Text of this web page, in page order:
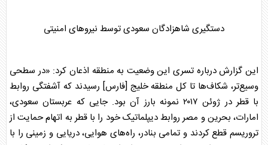
دستگیری شاهزادگان سعودی توسط نیروهای امنیتی
این گزارش درباره تسری این وضعیت به منطقه اذعان کرد: «در سطحی
وسیع‌تر، شکاف‌ها تا کل منطقه خلیج [فارس] رسیدند که آشفتگی روابط
با قطر در ژوئن ۲۰۱۷ نمونه بارز آن بود. جایی که
عربستانسعودی،
امارات، بحرین و مصر روابط دیپلماتیک خود را با قطر به اتهام حمایت از
تروریسم قطع کردند و تمامی بنادر، راه‌های هوایی، دریایی و زمینی را با